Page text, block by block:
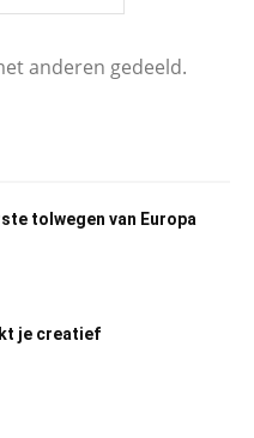
anderen gedeeld.
tolwegen van Europa
je creatief